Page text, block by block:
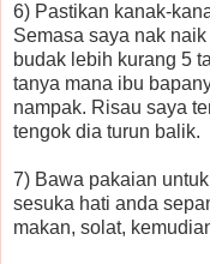
6) Pastikan kanak-
Semasa saya nak
budak lebih kurang 5
tanya mana ibu
nampak. Risau saya
tengok dia turun balik.
7) Bawa pakaian
sesuka hati anda
makan, solat,